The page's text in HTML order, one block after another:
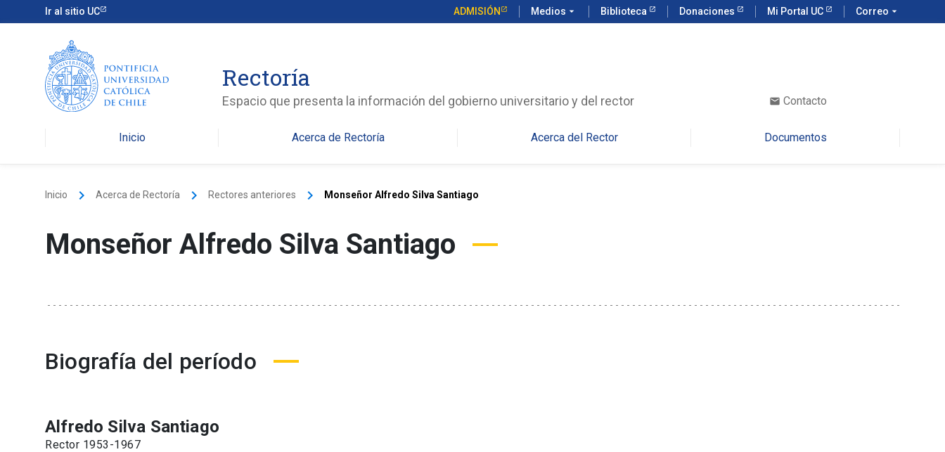
Ir al sitio UC ADMISIÓN Medios arrow_drop_down Biblioteca Donaciones Mi Portal UC Correo arrow_drop_down
Rectoría
Espacio que presenta la información del gobierno universitario y del rector email Contacto
Inicio Acerca de Rectoría Acerca del Rector Documentos
Inicio keyboard_arrow_right Acerca de Rectoría keyboard_arrow_right Rectores anteriores keyboard_arrow_right Monseñor Alfredo Silva Santiago
Monseñor Alfredo Silva Santiago
Biografía del período
Alfredo Silva Santiago
Rector 1953-1967